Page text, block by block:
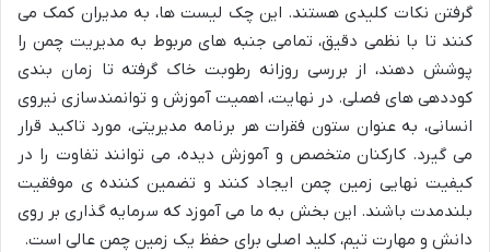
گرفتن نکات کلیدی هستند. این چک لیست ها، به مدیران کمک می
کنند تا با نظمی دقیق، تمامی جنبه های مربوط به مدیریت چمن را
پوشش دهند، از بررسی روزانه رطوبت خاک گرفته تا زمان بندی
کوددهی های فصلی. در نهایت، اهمیت آموزش و توانمندسازی نیروی
انسانی، به عنوان ستون فقرات هر برنامه مدیریتی، مورد تاکید قرار
می گیرد. کارکنان متخصص و آموزش دیده، می توانند تفاوت را در
کیفیت نهایی زمین چمن ایجاد کنند و تضمین کننده ی موفقیت
بلندمدت باشند. این بخش به ما می آموزد که سرمایه گذاری بر روی
دانش و مهارت تیم، کلید اصلی برای حفظ یک زمین چمن عالی است.